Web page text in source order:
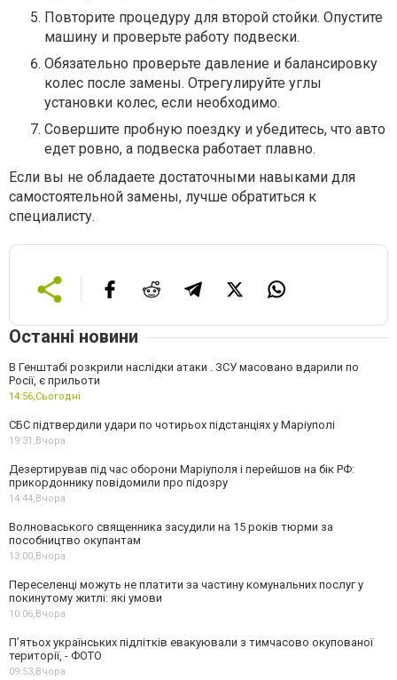
Повторите процедуру для второй стойки. Опустите
машину и проверьте работу подвески.
Обязательно проверьте давление и балансировку
колес после замены. Отрегулируйте углы
установки колес, если необходимо.
Совершите пробную поездку и убедитесь, что авто
едет ровно, а подвеска работает плавно.
Если вы не обладаете достаточными навыками для
самостоятельной замены, лучше обратиться к
специалисту.
Останні новини
В Генштабі розкрили наслідки атаки . ЗСУ масовано вдарили по
Росії, є прильоти
14:56,Сьогодні
СБС підтвердили удари по чотирьох підстанціях у Маріуполі
19:31,Вчора
Дезертирував під час оборони Маріуполя і перейшов на бік РФ:
прикордоннику повідомили про підозру
14:44,Вчора
Волноваського священника засудили на 15 років тюрми за
пособництво окупантам
13:00,Вчора
Переселенці можуть не платити за частину комунальних послуг у
покинутому житлі: які умови
10:06,Вчора
П’ятьох українських підлітків евакуювали з тимчасово окупованої
території, - ФОТО
09:53,Вчора